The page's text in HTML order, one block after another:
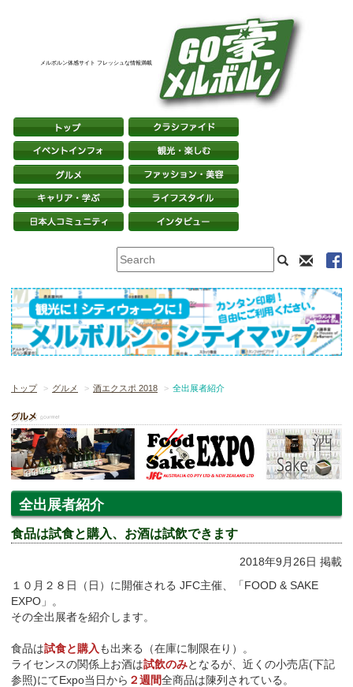
メルボルン体感サイト フレッシュな情報満載
トップ グルメ 酒エクスポ 2018 全出展者紹介
全出展者紹介
食品は試食と購入、お酒は試飲できます
2018年9月26日 掲載
１０月２８日（日）に開催される JFC主催、「FOOD & SAKE
EXPO」。
その全出展者を紹介します。
食品は試食と購入 も出来る（在庫に制限在り）。
ライセンスの関係上お酒は試飲のみとなるが、近くの小売店(下記
参照)にてExpo当日から ２週間全商品は陳列されている。